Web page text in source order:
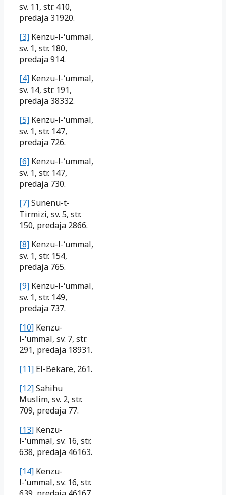
sv. 11, str. 410,
predaja 31920.
[3] Kenzu-l-‘ummal,
sv. 1, str. 180,
predaja 914.
[4] Kenzu-l-‘ummal,
sv. 14, str. 191,
predaja 38332.
[5] Kenzu-l-‘ummal,
sv. 1, str. 147,
predaja 726.
[6] Kenzu-l-‘ummal,
sv. 1, str. 147,
predaja 730.
[7]Sunenu-t-
Tirmizi, sv. 5, str.
150, predaja 2866.
[8] Kenzu-l-‘ummal,
sv. 1, str. 154,
predaja 765.
[9] Kenzu-l-‘ummal,
sv. 1, str. 149,
predaja 737.
[10] Kenzu-
l-‘ummal, sv. 7, str.
291, predaja 18931.
[11] El-Bekare, 261.
[12]Sahihu
Muslim, sv. 2, str.
709, predaja 77.
[13] Kenzu-
l-‘ummal, sv. 16, str.
638, predaja 46163.
[14] Kenzu-
l-‘ummal, sv. 16, str.